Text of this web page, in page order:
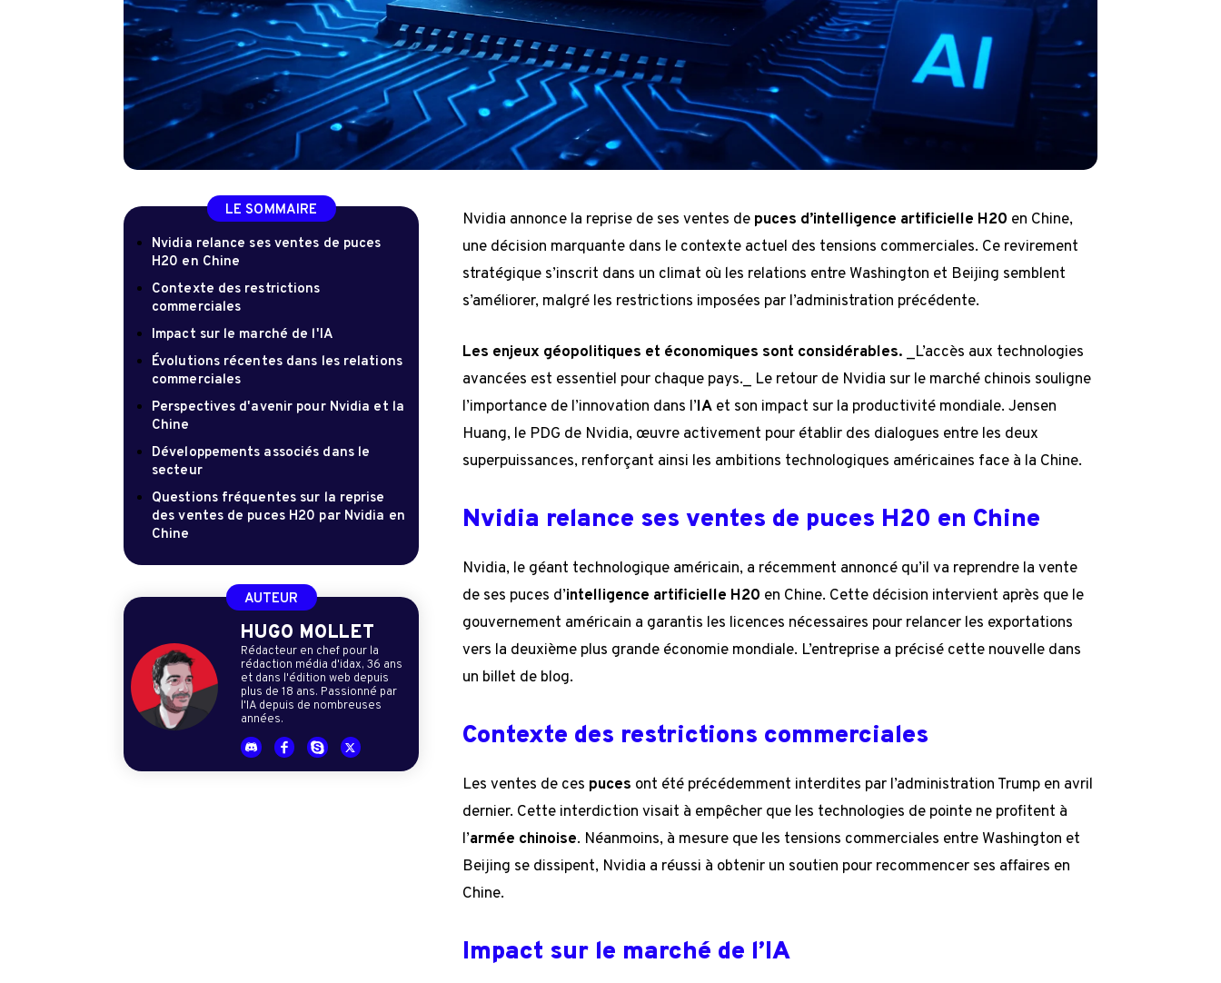
LE SOMMAIRE
Nvidia relance ses ventes de puces
H20 en Chine
Contexte des restrictions
commerciales
Impact sur le marché de l'IA
Évolutions récentes dans les relations
commerciales
Perspectives d'avenir pour Nvidia et la
Chine
Développements associés dans le
secteur
Questions fréquentes sur la reprise
des ventes de puces H20 par Nvidia en
Chine
AUTEUR
HUGO MOLLET
Rédacteur en chef pour la
rédaction média d'idax, 36 ans
et dans l'édition web depuis
plus de 18 ans. Passionné par
l'IA depuis de nombreuses
années.
Nvidia annonce la reprise de ses ventes de puces d’intelligence artificielle H20 en Chine,
une décision marquante dans le contexte actuel des tensions commerciales. Ce revirement
stratégique s’inscrit dans un climat où les relations entre Washington et Beijing semblent
s’améliorer, malgré les restrictions imposées par l’administration précédente.
Les enjeux géopolitiques et économiques sont considérables. _L’accès aux technologies
avancées est essentiel pour chaque pays._ Le retour de Nvidia sur le marché chinois souligne
l’importance de l’innovation dans l’IA et son impact sur la productivité mondiale. Jensen
Huang, le PDG de Nvidia, œuvre activement pour établir des dialogues entre les deux
superpuissances, renforçant ainsi les ambitions technologiques américaines face à la Chine.
Nvidia relance ses ventes de puces H20 en Chine
Nvidia, le géant technologique américain, a récemment annoncé qu’il va reprendre la vente
de ses puces d’intelligence artificielle H20 en Chine. Cette décision intervient après que le
gouvernement américain a garantis les licences nécessaires pour relancer les exportations
vers la deuxième plus grande économie mondiale. L’entreprise a précisé cette nouvelle dans
un billet de blog.
Contexte des restrictions commerciales
Les ventes de ces puces ont été précédemment interdites par l’administration Trump en avril
dernier. Cette interdiction visait à empêcher que les technologies de pointe ne profitent à
l’armée chinoise. Néanmoins, à mesure que les tensions commerciales entre Washington et
Beijing se dissipent, Nvidia a réussi à obtenir un soutien pour recommencer ses affaires en
Chine.
Impact sur le marché de l’IA